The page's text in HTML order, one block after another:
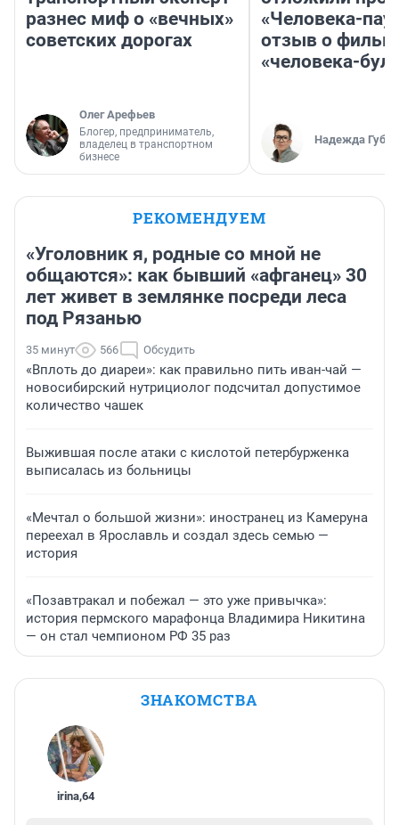
разнес миф о «вечных»
советских дорогах
Олег Арефьев
Блогер, предприниматель,
владелец в транспортном
бизнесе
«Человека-
отзыв о
«человека-
Надежда
РЕКОМЕНДУЕМ
«Уголовник я, родные со мной не
общаются»: как бывший «афганец» 30
лет живет в землянке посреди леса
под Рязанью
35 минут 566 Обсудить
«Вплоть до диареи»: как правильно пить иван-чай —
новосибирский нутрициолог подсчитал допустимое
количество чашек
Выжившая после атаки с кислотой петербурженка
выписалась из больницы
«Мечтал о большой жизни»: иностранец из Камеруна
переехал в Ярославль и создал здесь семью —
история
«Позавтракал и побежал — это уже привычка»:
история пермского марафонца Владимира Никитина
— он стал чемпионом РФ 35 раз
ЗНАКОМСТВА
irina,64